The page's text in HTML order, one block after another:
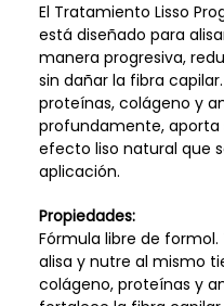
El Tratamiento Lisso
está diseñado para
manera progresiva,
sin dañar la fibra
proteínas, colágeno y
profundamente, aporta
efecto liso natural que
aplicación.
Propiedades:
Fórmula libre de
alisa y nutre al mismo
colágeno, proteínas y